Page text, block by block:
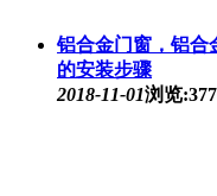
铝合金门窗，铝合
的安装步骤
2018-11-01浏览